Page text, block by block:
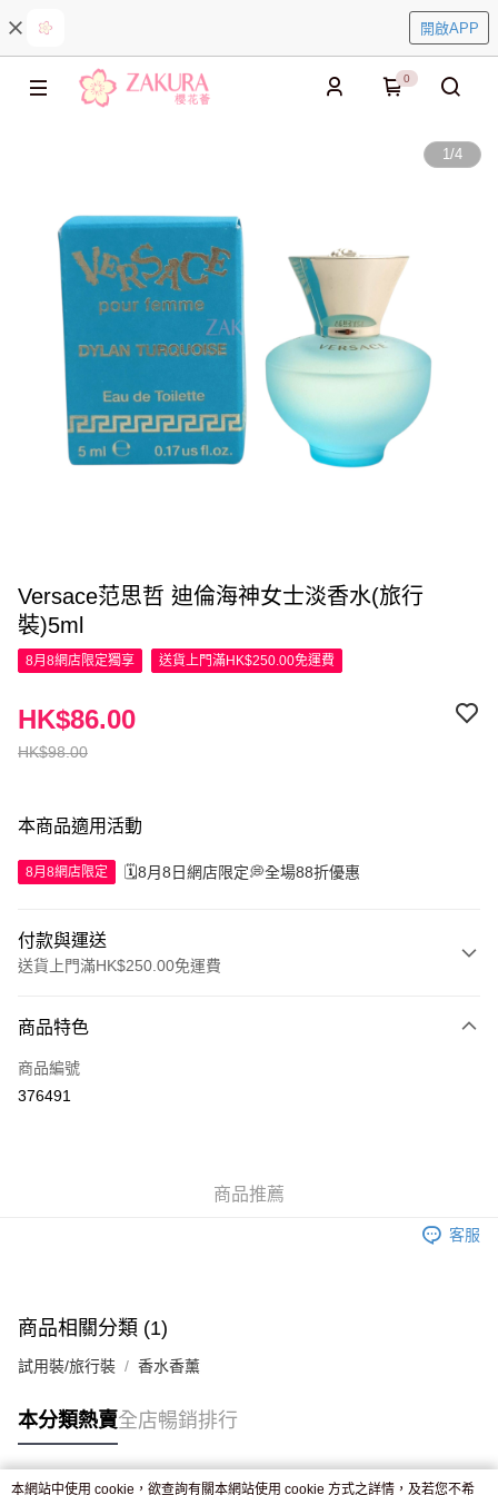
開啟APP
0
1/4
Versace范思哲 迪倫海神女士淡香水(旅行
裝)5ml
8月8網店限定獨享 送貨上門滿HK$250.00免運費
HK$98.00
HK$86.00
本商品適用活動
8月8網店限定 🗓️8月8日網店限定💭全場88折優惠
付款與運送
送貨上門滿HK$250.00免運費
信用卡
Apple Pay
付款後門市自取，訂單確認後2-4個工作天到店，7天內取。逾期後
商品特色
商品編號
376491
商品推薦
客服
商品相關分類 (1)
試用裝/旅行裝 香水香薰
本分類熱賣全店暢銷排行
本網站中使用 cookie，欲查詢有關本網站使用 cookie 方式之詳情，及若您不希